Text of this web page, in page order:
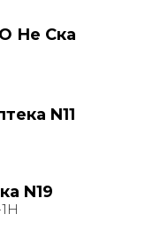
Не Ска
N11
N19